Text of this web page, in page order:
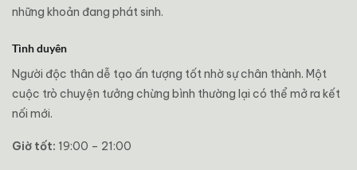
những khoản đang phát sinh.
Tình duyên
Người độc thân dễ tạo ấn tượng tốt nhờ sự chân thành. Một
cuộc trò chuyện tưởng chừng bình thường lại có thể mở ra kết
nối mới.
Giờ tốt: 19:00 – 21:00